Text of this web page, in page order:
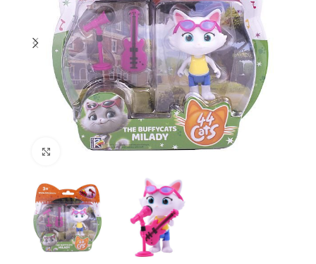
Click to enlarge